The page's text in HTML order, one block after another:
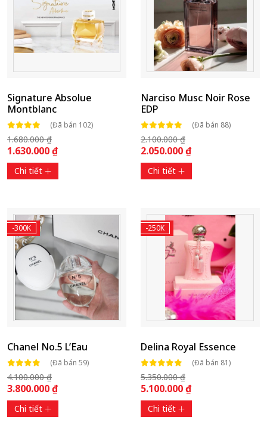
Signature Absolue
Montblanc
(Đã bán 102)
1.680.000 ₫
1.630.000 ₫
Chi tiết
Narciso Musc Noir Rose
EDP
(Đã bán 88)
2.100.000 ₫
2.050.000 ₫
Chi tiết
-300K
Chanel No.5 L’Eau
(Đã bán 59)
4.100.000 ₫
3.800.000 ₫
Chi tiết
-250K
Delina Royal Essence
(Đã bán 81)
5.350.000 ₫
5.100.000 ₫
Chi tiết